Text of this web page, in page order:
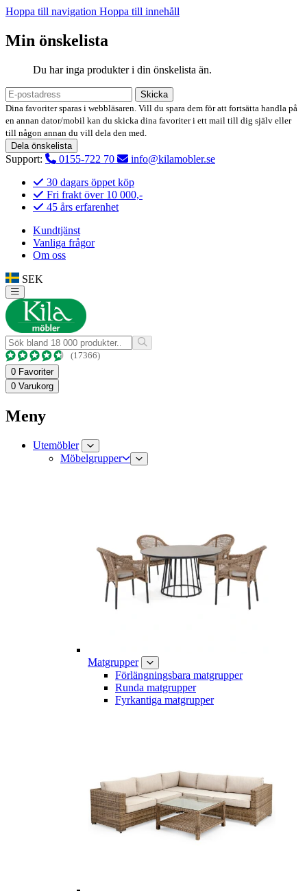
Hoppa till navigation Hoppa till innehåll
Min önskelista
Du har inga produkter i din önskelista än.
Skicka
Dina favoriter sparas i webbläsaren. Vill du spara dem för att fortsätta handla på
en annan dator/mobil kan du skicka dina favoriter i ett mail till dig själv eller
till någon annan du vill dela den med.
Dela önskelista
Support: 0155-722 70
info@kilamobler.se
30 dagars öppet köp
Fri frakt över 10 000,-
45 års erfarenhet
Kundtjänst
Vanliga frågor
Om oss
SEK
(17366)
0 Favoriter
0 Varukorg
Meny
Utemöbler
Möbelgrupper
Matgrupper
Förlängningsbara matgrupper
Runda matgrupper
Fyrkantiga matgrupper